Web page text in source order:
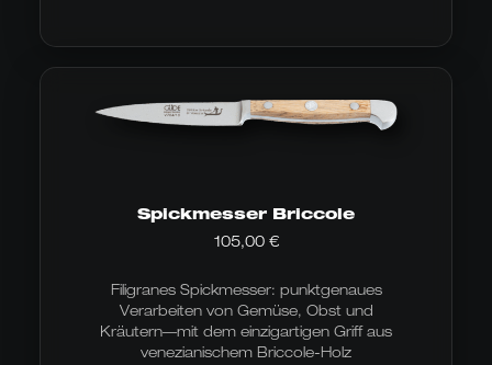
auf.
Die
können
auf
Spickmesser Briccole
105,00 €
Filigranes Spickmesser: punktgenaues
Verarbeiten von Gemüse, Obst und
Kräutern—mit dem einzigartigen Griff aus
venezianischem Briccole-Holz